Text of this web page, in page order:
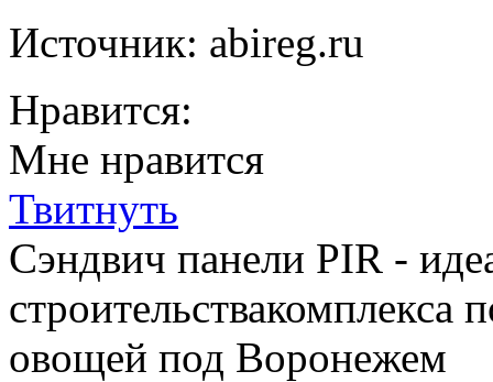
Источник: abireg.ru
Нравится:
Мне нравится
Твитнуть
Сэндвич панели PIR -
строительствакомплекса
овощей под Воронежем